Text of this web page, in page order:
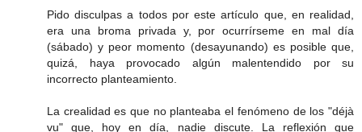
Pido disculpas a todos por este artículo que, en realidad,
era una broma privada y, por ocurrírseme en mal día
(sábado) y peor momento (desayunando) es posible que,
quizá, haya provocado algún malentendido por su
incorrecto planteamiento.
La crealidad es que no planteaba el fenómeno de los "déjà
vu" que, hoy en día, nadie discute. La reflexión que